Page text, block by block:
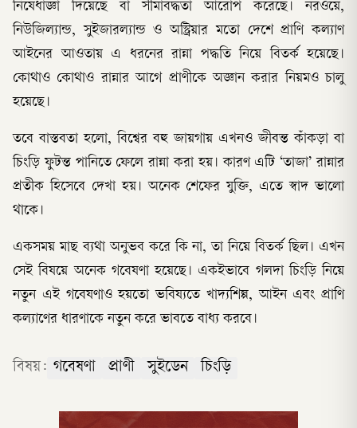
নিষেধাজ্ঞা দিয়েছে বা সীমাবদ্ধতা আরোপ করেছে। নরওয়ে,
নিউজিল্যান্ড, সুইজারল্যান্ড ও অস্ট্রিয়ার মতো দেশে প্রাণি কল্যাণ
আইনের আওতায় এ ধরনের রান্না পদ্ধতি নিয়ে বিতর্ক হয়েছে।
কোথাও কোথাও রান্নার আগে প্রাণীকে অজ্ঞান করার নিয়মও চালু
হয়েছে।
তবে বাস্তবতা হলো, বিশ্বের বহু জায়গায় এখনও জীবন্ত কাঁকড়া বা
চিংড়ি ফুটন্ত পানিতে ফেলে রান্না করা হয়। কারণ এটি ‘তাজা’ রান্নার
প্রতীক হিসেবে দেখা হয়। অনেক শেফের যুক্তি, এতে স্বাদ ভালো
থাকে।
একসময় মাছ ব্যথা অনুভব করে কি না, তা নিয়ে বিতর্ক ছিল। এখন
সেই বিষয়ে অনেক গবেষণা হয়েছে। একইভাবে গলদা চিংড়ি নিয়ে
নতুন এই গবেষণাও হয়তো ভবিষ্যতে খাদ্যশিল্প, আইন এবং প্রাণি
কল্যাণের ধারণাকে নতুন করে ভাবতে বাধ্য করবে।
বিষয়: গবেষণা প্রাণী সুইডেন চিংড়ি